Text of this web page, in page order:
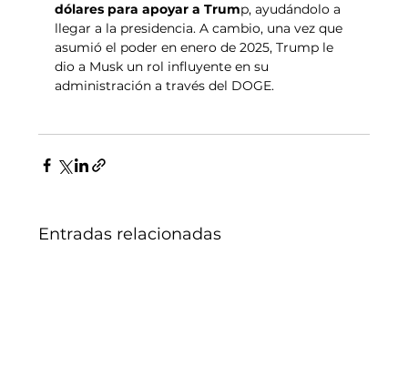
dólares para apoyar a Trump, ayudándolo a
llegar a la presidencia. A cambio, una vez que
asumió el poder en enero de 2025, Trump le
dio a Musk un rol influyente en su
administración a través del DOGE.
Entradas relacionadas